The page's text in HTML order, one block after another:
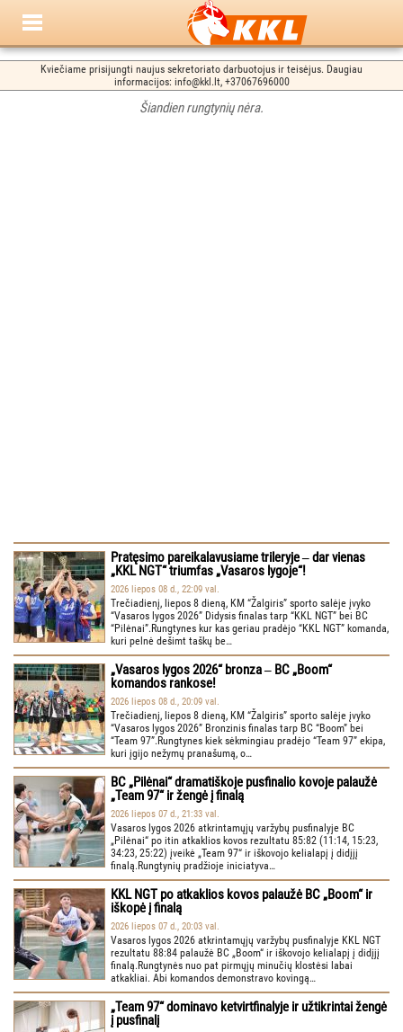
Kviečiame prisijungti naujus sekretoriato darbuotojus ir teisėjus. Daugiau
informacijos: info@kkl.lt, +37067696000
Šiandien rungtynių nėra.
Pratęsimo pareikalavusiame trileryje ‒ dar vienas
„KKL NGT“ triumfas „Vasaros lygoje“!
2026 liepos 08 d., 22:09 val.
Trečiadienį, liepos 8 dieną, KM “Žalgiris” sporto salėje įvyko
“Vasaros lygos 2026” Didysis finalas tarp “KKL NGT” bei BC
“Pilėnai”.Rungtynes kur kas geriau pradėjo “KKL NGT” komanda,
kuri pelnė dešimt taškų be…
„Vasaros lygos 2026“ bronza ‒ BC „Boom“
komandos rankose!
2026 liepos 08 d., 20:09 val.
Trečiadienį, liepos 8 dieną, KM “Žalgiris” sporto salėje įvyko
“Vasaros lygos 2026” Bronzinis finalas tarp BC “Boom” bei
“Team 97”.Rungtynes kiek sėkmingiau pradėjo “Team 97” ekipa,
kuri įgijo nežymų pranašumą, o…
BC „Pilėnai“ dramatiškoje pusfinalio kovoje palaužė
„Team 97“ ir žengė į finalą
2026 liepos 07 d., 21:33 val.
Vasaros lygos 2026 atkrintamųjų varžybų pusfinalyje BC
„Pilėnai“ po itin atkaklios kovos rezultatu 85:82 (11:14, 15:23,
34:23, 25:22) įveikė „Team 97“ ir iškovojo kelialapį į didįjį
finalą.Rungtynių pradžioje iniciatyva…
KKL NGT po atkaklios kovos palaužė BC „Boom“ ir
iškopė į finalą
2026 liepos 07 d., 20:03 val.
Vasaros lygos 2026 atkrintamųjų varžybų pusfinalyje KKL NGT
rezultatu 88:84 palaužė BC „Boom“ ir iškovojo kelialapį į didįjį
finalą.Rungtynės nuo pat pirmųjų minučių klostėsi labai
atkakliai. Abi komandos demonstravo kovingą…
„Team 97“ dominavo ketvirtfinalyje ir užtikrintai žengė
į pusfinalį